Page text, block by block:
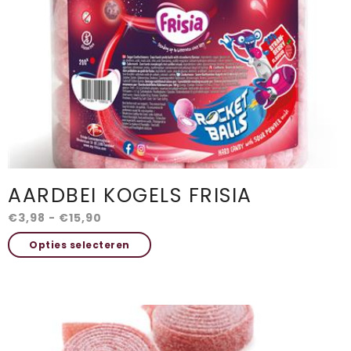
worden
op
de
productpagina
AARDBEI KOGELS FRISIA
€3,98 - €15,90
€3,98
tot
Opties selecteren
Dit
product
variaties.
Deze
optie